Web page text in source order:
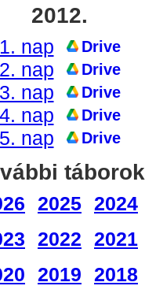
2012.
1. nap Drive
2. nap Drive
3. nap Drive
4. nap Drive
5. nap Drive
táborok
2025 2024
2022
2021
2019
2018